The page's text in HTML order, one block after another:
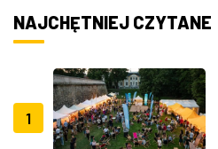
NAJCHĘTNIEJ CZYTANE
1